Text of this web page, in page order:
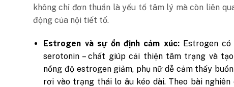
không chỉ đơn thuần là yếu tố tâm lý mà còn liên
động của nội tiết tố.
Estrogen và sự ổn định cảm xúc:Estrogen có
serotonin – chất giúp cải thiện tâm trạng và
nồng độ estrogen giảm, phụ nữ dễ cảm thấy
rơi vào trạng thái lo âu kéo dài. Theo bài nghiên